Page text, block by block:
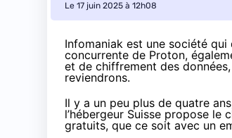
Le 17 juin 2025 à 12h08
Infomaniak est une société qui
concurrente de Proton,
et de chiffrement des
reviendrons.
Il y a un peu plus de quatre
l’hébergeur Suisse propose
gratuits, que ce soit avec un